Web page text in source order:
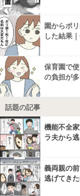
園からポ
した結果
保育園で
の負担が
話題の記事
機能不全
ラ夫から
義両親の
逃げてき